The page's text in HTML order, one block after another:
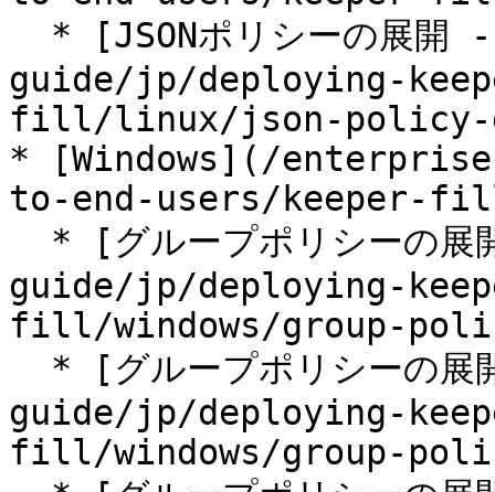
guide/jp/deploying-
fill/linux/json-policy-
* [Windows](/
to-end-users/keeper-
guide/jp/deploying-
fill/windows/group-
guide/jp/deploying-
fill/windows/group-